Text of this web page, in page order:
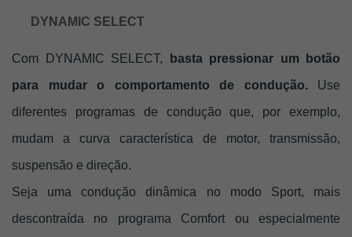
DYNAMIC SELECT
Com DYNAMIC SELECT,
basta pressionar um botão
para mudar o comportamento de condução. Use
diferentes programas de condução que, por exemplo,
mudam a curva característica de motor, transmissão,
suspensão e direção.
Seja uma condução dinâmica no modo Sport, mais
descontraída no programa Comfort ou especialmente